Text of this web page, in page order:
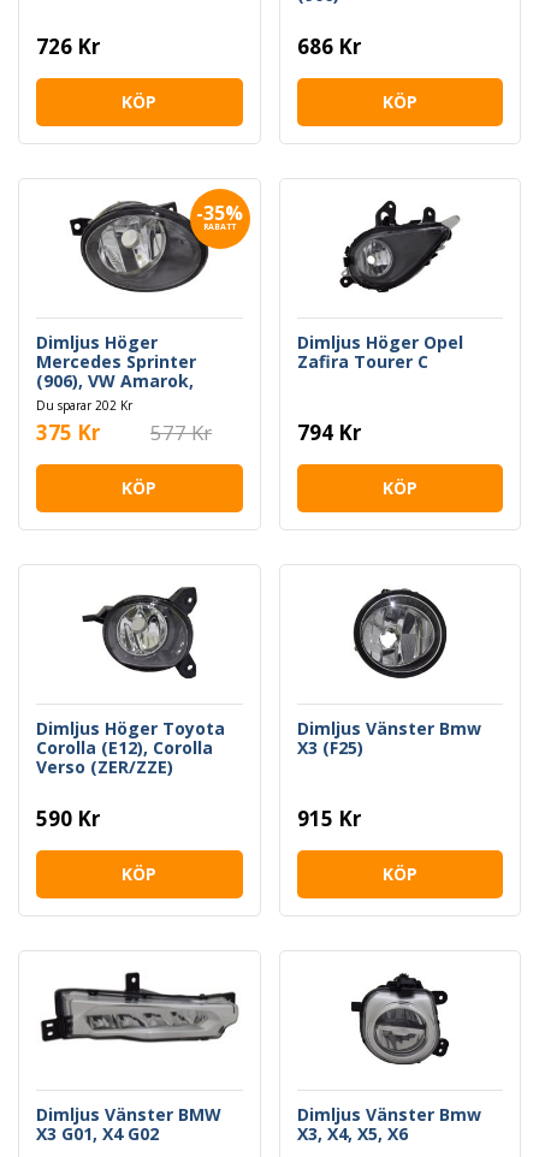
726 Kr
KÖP
686 Kr
KÖP
-35%
RABATT
Dimljus Höger
Mercedes Sprinter
(906), VW Amarok,
Crafter 30-50
Du sparar 202 Kr
375 Kr 577 Kr
KÖP
Dimljus Höger Opel
Zafira Tourer C
794 Kr
KÖP
Dimljus Höger Toyota
Corolla (E12), Corolla
Verso (ZER/ZZE)
590 Kr
KÖP
Dimljus Vänster Bmw
X3 (F25)
915 Kr
KÖP
Dimljus Vänster BMW
X3 G01, X4 G02
Dimljus Vänster Bmw
X3, X4, X5, X6